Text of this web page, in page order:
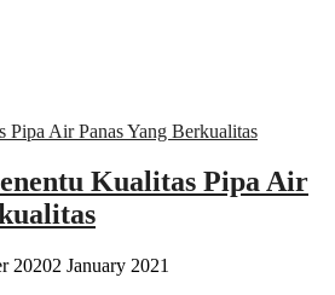
Kualitas Pipa Air
20202 January 2021